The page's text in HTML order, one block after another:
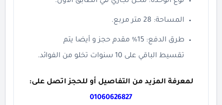
المساحة: 28 متر مربع.
طرق الدفع: 15% مقدم حجز و أيضا يتم
تقسيط الباقي على 10 سنوات تخلو من الفوائد.
لمعرفة المزيد من التفاصيل أو للحجز اتصل على:
01060626827